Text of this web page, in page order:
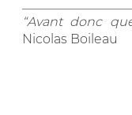
“Avant donc
Nicolas Boileau